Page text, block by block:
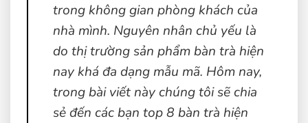
trong không gian phòng khách của
nhà mình. Nguyên nhân chủ yếu là
do thị trường sản phẩm bàn trà hiện
nay khá đa dạng mẫu mã. Hôm nay,
trong bài viết này chúng tôi sẽ chia
sẻ đến các bạn top 8 bàn trà hiện